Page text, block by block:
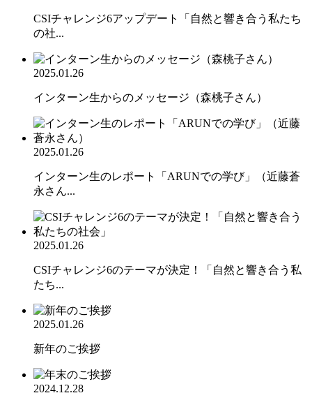
CSIチャレンジ6アップデート「自然と響き合う私たち
の社...
2025.01.26
インターン生からのメッセージ（森桃子さん）
2025.01.26
インターン生のレポート「ARUNでの学び」（近藤蒼
永さん...
2025.01.26
CSIチャレンジ6のテーマが決定！「自然と響き合う私
たち...
2025.01.26
新年のご挨拶
2024.12.28